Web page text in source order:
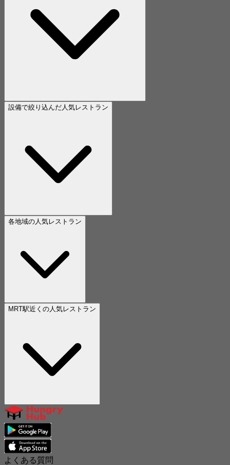
設備で絞り込んだ人気レストラン
各地域の人気レストラン
MRT駅近くの人気レストラン
よくある質問